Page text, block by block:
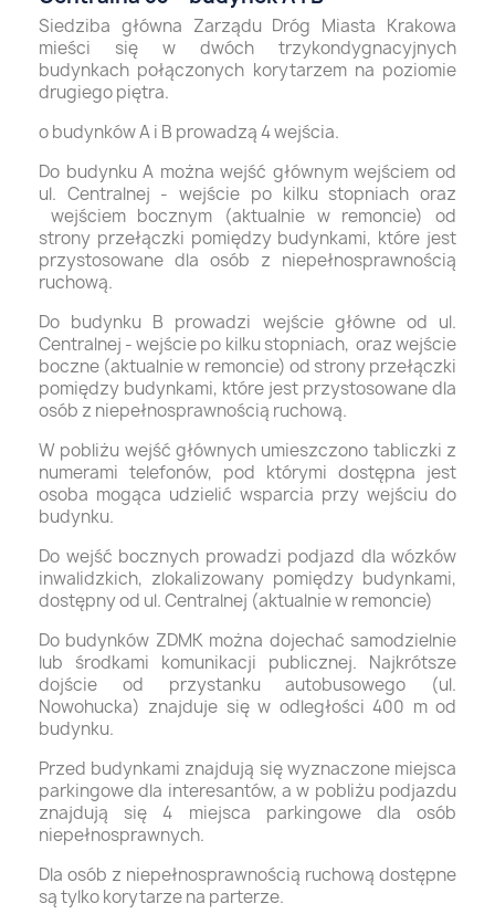
Siedziba główna Zarządu Dróg Miasta Krakowa
mieści się w dwóch trzykondygnacyjnych
budynkach połączonych korytarzem na poziomie
drugiego piętra.
o budynków A i B prowadzą 4 wejścia.
Do budynku A można wejść głównym wejściem od
ul. Centralnej - wejście po kilku stopniach oraz
wejściem bocznym (aktualnie w remoncie) od
strony przełączki pomiędzy budynkami, które jest
przystosowane dla osób z niepełnosprawnością
ruchową.
Do budynku B prowadzi wejście główne od ul.
Centralnej - wejście po kilku stopniach, oraz wejście
boczne (aktualnie w remoncie) od strony przełączki
pomiędzy budynkami, które jest przystosowane dla
osób z niepełnosprawnością ruchową.
W pobliżu wejść głównych umieszczono tabliczki z
numerami telefonów, pod którymi dostępna jest
osoba mogąca udzielić wsparcia przy wejściu do
budynku.
Do wejść bocznych prowadzi podjazd dla wózków
inwalidzkich, zlokalizowany pomiędzy budynkami,
dostępny od ul. Centralnej (aktualnie w remoncie)
Do budynków ZDMK można dojechać samodzielnie
lub środkami komunikacji publicznej. Najkrótsze
dojście od przystanku autobusowego (ul.
Nowohucka) znajduje się w odległości 400 m od
budynku.
Przed budynkami znajdują się wyznaczone miejsca
parkingowe dla interesantów, a w pobliżu podjazdu
znajdują się 4 miejsca parkingowe dla osób
niepełnosprawnych.
Dla osób z niepełnosprawnością ruchową dostępne
są tylko korytarze na parterze.